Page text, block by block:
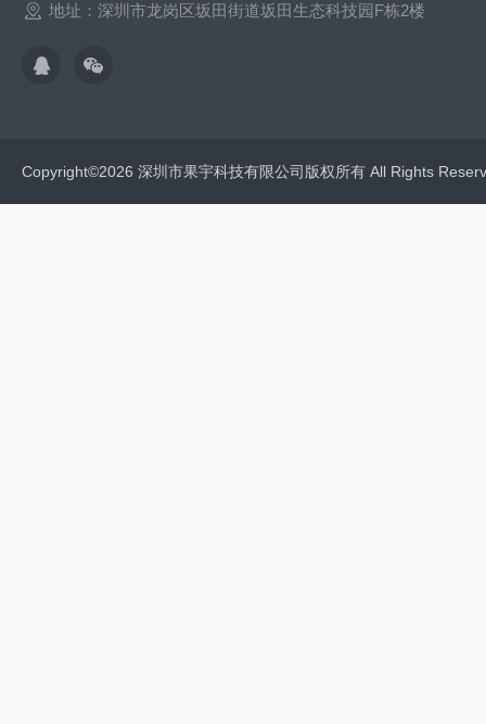
地址：深圳市龙岗区坂田街道坂田生态科技园F栋2楼
Copyright©2026 深圳市果宇科技有限公司版权所有 All Rights